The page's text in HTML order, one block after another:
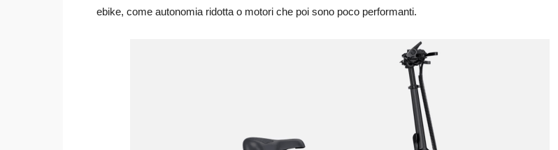
ebike, come autonomia ridotta o motori che poi sono poco performanti.